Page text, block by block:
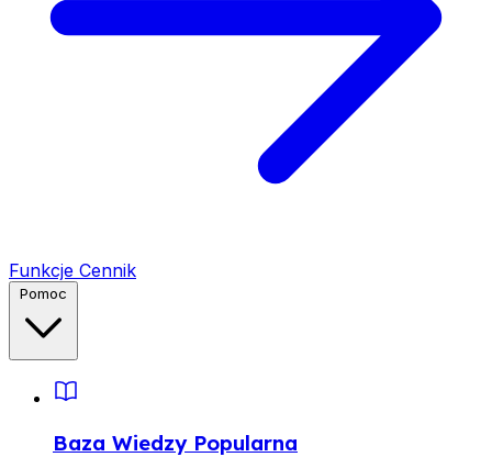
Funkcje Cennik
Baza Wiedzy Popularna